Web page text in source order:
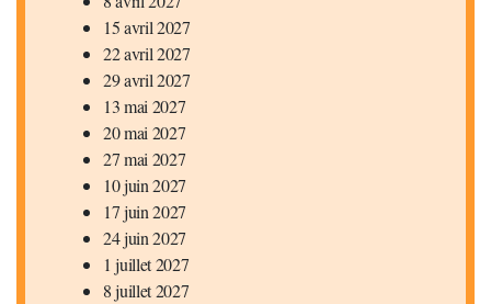
15 avril 2027
22 avril 2027
29 avril 2027
13 mai 2027
20 mai 2027
27 mai 2027
10 juin 2027
17 juin 2027
24 juin 2027
1 juillet 2027
8 juillet 2027